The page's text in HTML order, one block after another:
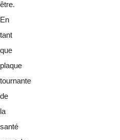
être.
En
tant
que
plaque
tournante
de
la
santé